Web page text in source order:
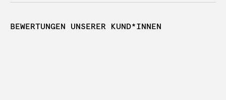
BEWERTUNGEN UNSERER KUND*INNEN